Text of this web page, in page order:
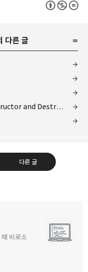
다른 글
파이썬 강좌 8-2편. 생성자와 소멸자(Constructor and Destructor)
다른 글
비로소